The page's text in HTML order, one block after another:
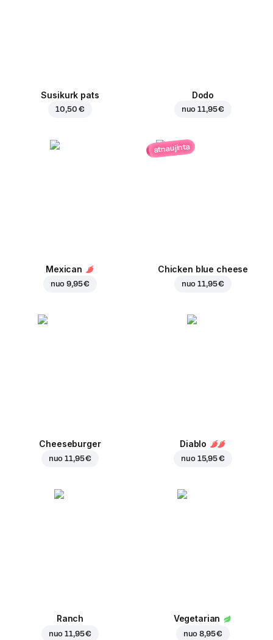
Susikurk pats
10,50 €
Dodo
nuo11,95 €
Mexican
nuo9,95 €
atnaujinta
Chicken blue cheese
nuo11,95 €
Cheeseburger
nuo11,95 €
Diablo
nuo 15,95 €
Ranch
nuo11,95 €
Vegetarian
nuo8,95 €